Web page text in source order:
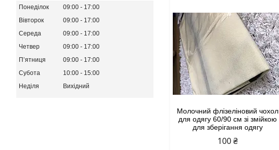
Молочний флізеліновий чохол
для одягу 60/90 см зі змійкою
для зберігання одягу
100 ₴
Понеділок 09:00
17:00
Вівторок
09:00
17:00
Середа
09:00
17:00
Четвер
09:00
17:00
Пʼятниця
09:00
17:00
Субота
10:00
15:00
Неділя
Вихідний